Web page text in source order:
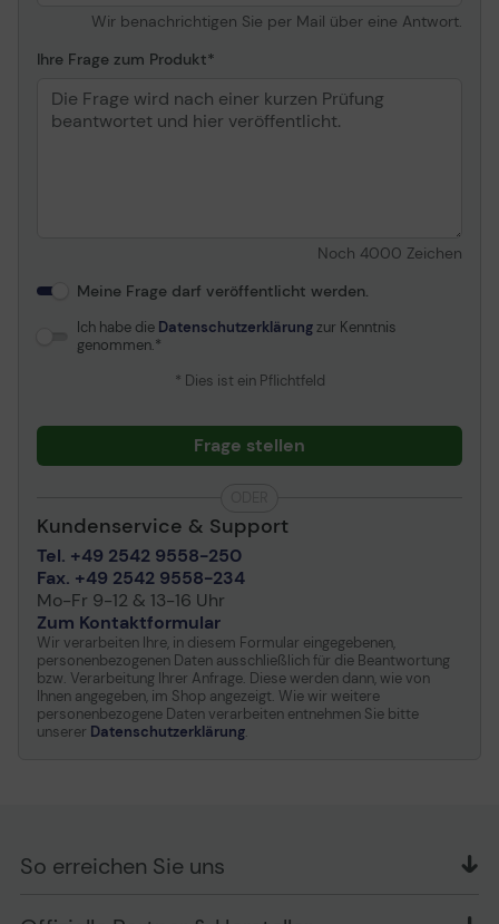
Wir benachrichtigen Sie per Mail über eine Antwort.
Ihre Frage zum Produkt
Noch 4000 Zeichen
Meine Frage darf veröffentlicht werden.
Ich habe die Datenschutzerklärungzur Kenntnis
genommen.
* Dies ist ein Pflichtfeld
Frage stellen
Kundenservice & Support
Tel. +49 2542 9558-250
Fax. +49 2542 9558-234
Mo-Fr 9-12 & 13-16 Uhr
Zum Kontaktformular
Wir verarbeiten Ihre, in diesem Formular eingegebenen,
personenbezogenen Daten ausschließlich für die Beantwortung
bzw. Verarbeitung Ihrer Anfrage. Diese werden dann, wie von
Ihnen angegeben, im Shop angezeigt. Wie wir weitere
personenbezogene Daten verarbeiten entnehmen Sie bitte
unserer Datenschutzerklärung.
So erreichen Sie uns